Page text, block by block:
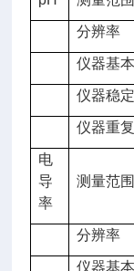
分辨率
仪器基
仪器稳
仪器重
电
导
率
测量范围
分辨率
仪器基本